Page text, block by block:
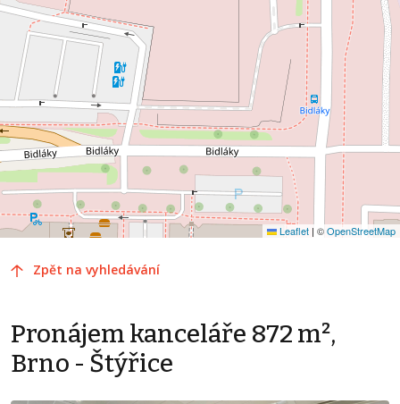
Leaflet | ©OpenStreetMap
Zpět na vyhledávání
Pronájem kanceláře 872 m²,
Brno - Štýřice